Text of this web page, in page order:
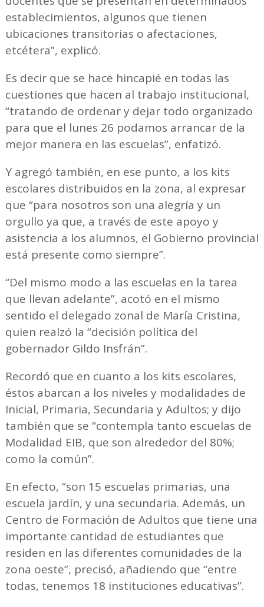
establecimientos, algunos que tienen
ubicaciones transitorias o afectaciones,
etcétera”, explicó.
Es decir que se hace hincapié en todas las
cuestiones que hacen al trabajo institucional,
“tratando de ordenar y dejar todo organizado
para que el lunes 26 podamos arrancar de la
mejor manera en las escuelas”, enfatizó.
Y agregó también, en ese punto, a los kits
escolares distribuidos en la zona, al expresar
que “para nosotros son una alegría y un
orgullo ya que, a través de este apoyo y
asistencia a los alumnos, el Gobierno provincial
está presente como siempre”.
“Del mismo modo a las escuelas en la tarea
que llevan adelante”, acotó en el mismo
sentido el delegado zonal de María Cristina,
quien realzó la “decisión política del
gobernador Gildo Insfrán”.
Recordó que en cuanto a los kits escolares,
éstos abarcan a los niveles y modalidades de
Inicial, Primaria, Secundaria y Adultos; y dijo
también que se “contempla tanto escuelas de
Modalidad EIB, que son alrededor del 80%;
como la común”.
En efecto, “son 15 escuelas primarias, una
escuela jardín, y una secundaria. Además, un
Centro de Formación de Adultos que tiene una
importante cantidad de estudiantes que
residen en las diferentes comunidades de la
zona oeste”, precisó, añadiendo que “entre
todas, tenemos 18 instituciones educativas”.